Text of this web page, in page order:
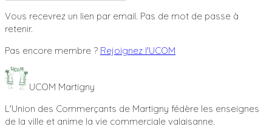
Vous recevrez un lien par email. Pas de mot de passe à
retenir.
Pas encore membre ? Rejoignez l'UCOM
UCOM Martigny
L'Union des Commerçants de Martigny fédère les enseignes
de la ville et anime la vie commerciale valaisanne.